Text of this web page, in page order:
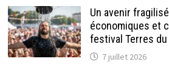
Un avenir
économiques et
festival Terres du
7 juillet 2026